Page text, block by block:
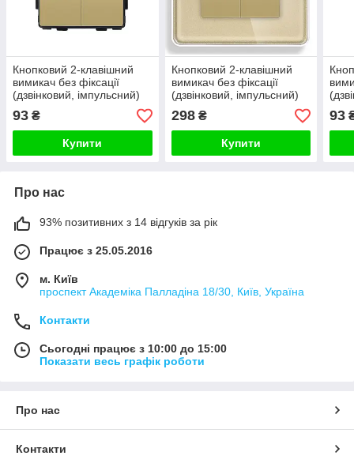
Кнопковий 2-клавішний
вимикач без фіксації
(дзвінковий, імпульсний)
WALLPAD золото, без
рамки
93 ₴
Купити
Кнопковий 2-клавішний
вимикач без фіксації
(дзвінковий, імпульсний)
ELIOS золото скло
298₴
Купити
93
Про нас
93% позитивних з 14 відгуків за рік
Працює з 25.05.2016
м. Київ
проспект Академіка Палладіна 18/30, Київ, Україна
Контакти
Сьогодні працює з 10:00 до 15:00
Показати весь графік роботи
Про нас
Контакти